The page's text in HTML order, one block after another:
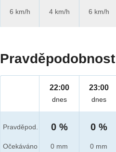
6 km/h
4 km/h
6 km/h
Pravděpod.
Očekáváno
22:00
dnes
0 %
0 mm
23:00
dnes
0 %
0 mm